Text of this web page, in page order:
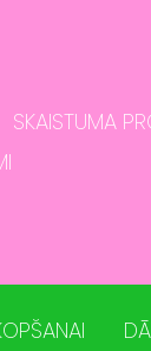
SKAISTUMA